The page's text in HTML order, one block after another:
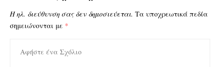
Η ηλ. διεύθυνση σας δεν δημοσιεύεται. Τα υποχρεωτικά πεδία
σημειώνονται με *